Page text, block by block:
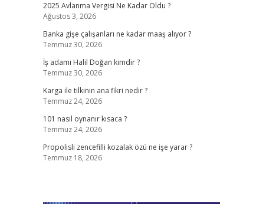
2025 Avlanma Vergisi Ne Kadar Oldu ?
Ağustos 3, 2026
Banka gişe çalışanları ne kadar maaş alıyor ?
Temmuz 30, 2026
İş adamı Halil Doğan kimdir ?
Temmuz 30, 2026
Karga ile tilkinin ana fikri nedir ?
Temmuz 24, 2026
101 nasıl oynanır kısaca ?
Temmuz 24, 2026
Propolisli zencefilli kozalak özü ne işe yarar ?
Temmuz 18, 2026